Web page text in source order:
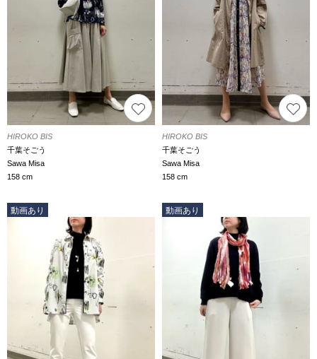
HIROKO BIS
千葉そごう
Sawa Misa
158 cm
HIROKO BIS
千葉そごう
Sawa Misa
158 cm
動画あり 動画あり